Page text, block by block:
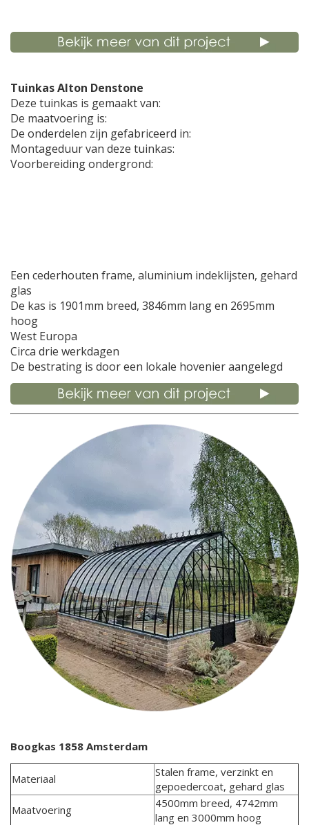
Tuinkas Alton Denstone
Deze tuinkas is gemaakt van:
De maatvoering is:
De onderdelen zijn gefabriceerd in:
Montageduur van deze tuinkas:
Voorbereiding ondergrond:
Een cederhouten frame, aluminium indeklijsten, gehard
glas
De kas is 1901mm breed, 3846mm lang en 2695mm
hoog
West Europa
Circa drie werkdagen
De bestrating is door een lokale hovenier aangelegd
Boogkas 1858 Amsterdam
Materiaal
Stalen frame, verzinkt en
gepoedercoat, gehard glas
Maatvoering
4500mm breed, 4742mm
lang en 3000mm hoog